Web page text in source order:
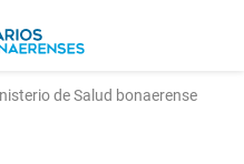
de Salud bonaerense